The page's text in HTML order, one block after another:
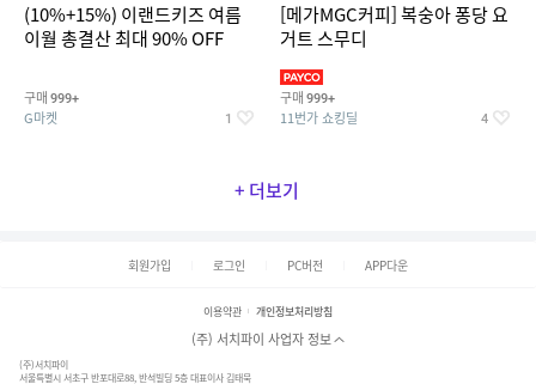
(10%+15%) 이랜드키즈 여름
이월 총결산 최대 90% OFF
구매 999+
G마켓 1
[메가MGC커피] 복숭아 퐁당 요
거트 스무디
구매 999+
11번가 쇼킹딜 4
+ 더보기
회원가입 로그인 PC버전 APP다운
이용약관 개인정보처리방침
(주) 서치파이 사업자 정보
(주)서치파이
서울특별시 서초구 반포대로88, 반석빌딩 5층 대표이사 김태묵